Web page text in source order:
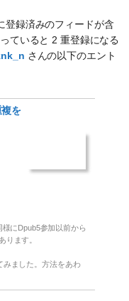
登録済みのフィードが含
ていると 2 重登録になる
さんの以下のエント
を
にDpub5参加以前から
ります。
みました。方法をあわ